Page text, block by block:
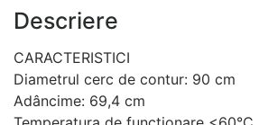
Descriere
CARACTERISTICI
Diametrul cerc de contur: 90 cm
Adâncime: 69,4 cm